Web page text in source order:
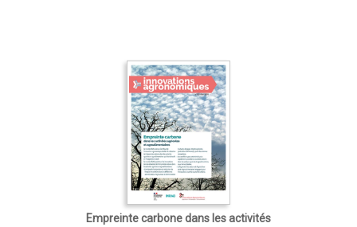
Empreinte carbone dans les activités